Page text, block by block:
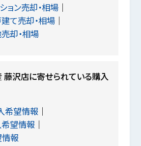
ョン売却・相場
て売却・相場
却・相場
沢店に寄せられている購入
希望情報
望情報
報